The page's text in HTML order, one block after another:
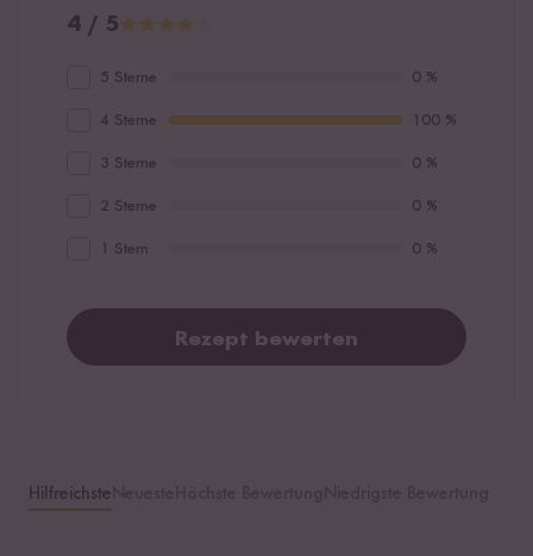
4 / 5
5 Sterne 0 %
4 Sterne 100 %
3 Sterne 0 %
2 Sterne 0 %
1 Stern 0 %
Rezept bewerten
Hilfreichste